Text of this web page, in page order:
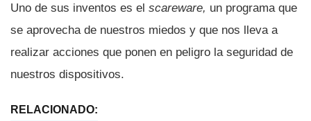
Uno de sus inventos es el scareware, un programa que
se aprovecha de nuestros miedos y que nos lleva a
realizar acciones que ponen en peligro la seguridad de
nuestros dispositivos.
RELACIONADO: